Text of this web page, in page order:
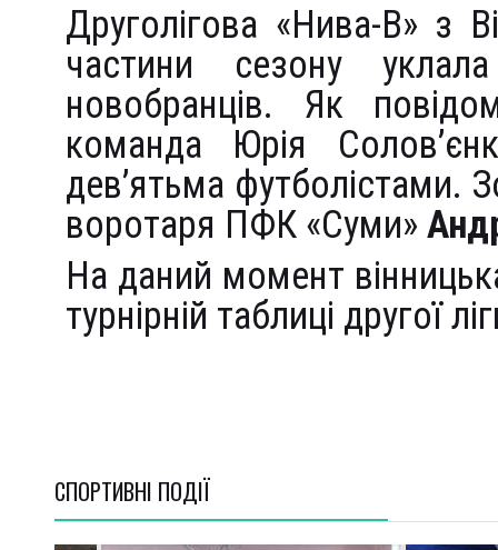
Друголігова «Нива-В» з
частини сезону
новобранців. Як
команда Юрія
дев’ятьма футболістами.
воротаря ПФК «Суми»
На даний момент
турнірній таблиці другої
СПОРТИВНI ПОДІЇ